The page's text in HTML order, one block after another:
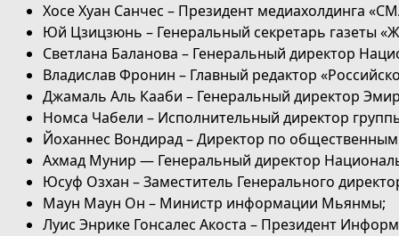
Хосе Хуан Санчес – Президент медиахолдинга
Юй Цзицзюнь – Генеральный секретарь газеты
Светлана Баланова – Генеральный директор
Владислав Фронин – Главный редактор
Джамаль Аль Кааби – Генеральный директор
Номса Чабели – Исполнительный директор
Йоханнес Вондирад – Директор по общественным
Ахмад Мунир — Генеральный директор
Юсуф Озхан – Заместитель Генерального
Маун Маун Он – Министр информации Мьянмы;
Луис Энрике Гонсалес Акоста – Президент